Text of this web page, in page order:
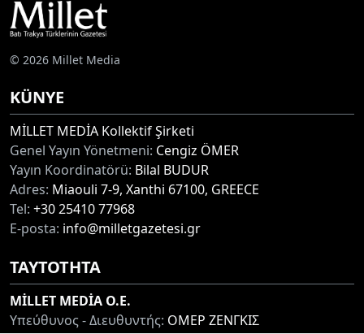
© 2026 Millet Media
KÜNYE
MİLLET MEDİA Kollektif Şirketi
Genel Yayın Yönetmeni: Cengiz ÖMER
Yayın Koordinatörü: Bilal BUDUR
Adres: Miaouli 7-9, Xanthi 67100, GREECE
Tel: +30 25410 77968
E-posta: info@milletgazetesi.gr
ΤΑΥΤΟΤΗΤΑ
MİLLET MEDİA O.E.
Υπεύθυνος - Διευθυντής: ΟΜΕΡ ΖΕΝΓΚΙΣ